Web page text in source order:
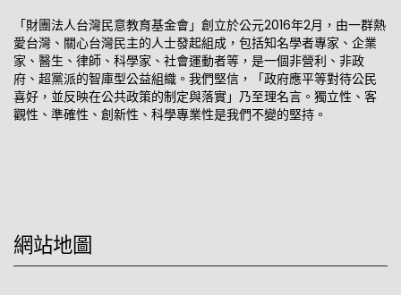
「財團法人台灣民意教育基金會」創立於公元2016年2月，由一群熱
愛台灣、關心台灣民主的人士發起組成，包括知名學者專家、企業
家、醫生、律師、科學家、社會運動者等，是一個非營利、非政
府、超黨派的智庫型公益組織。我們堅信，「政府應平等對待公民
喜好，並反映在公共政策的制定與落實」乃至理名言。獨立性、客
觀性、準確性、創新性、科學專業性是我們不變的堅持。
網站地圖